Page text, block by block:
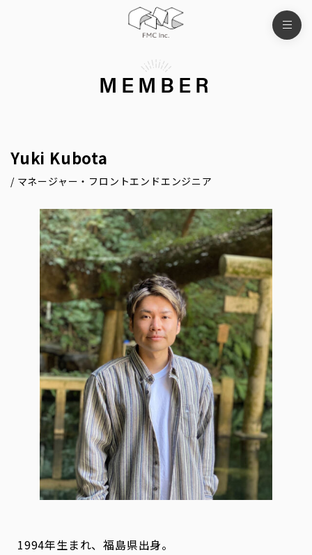
MEMBER
Yuki Kubota
/ マネージャー・フロントエンドエンジニア
1994年生まれ、福島県出身。